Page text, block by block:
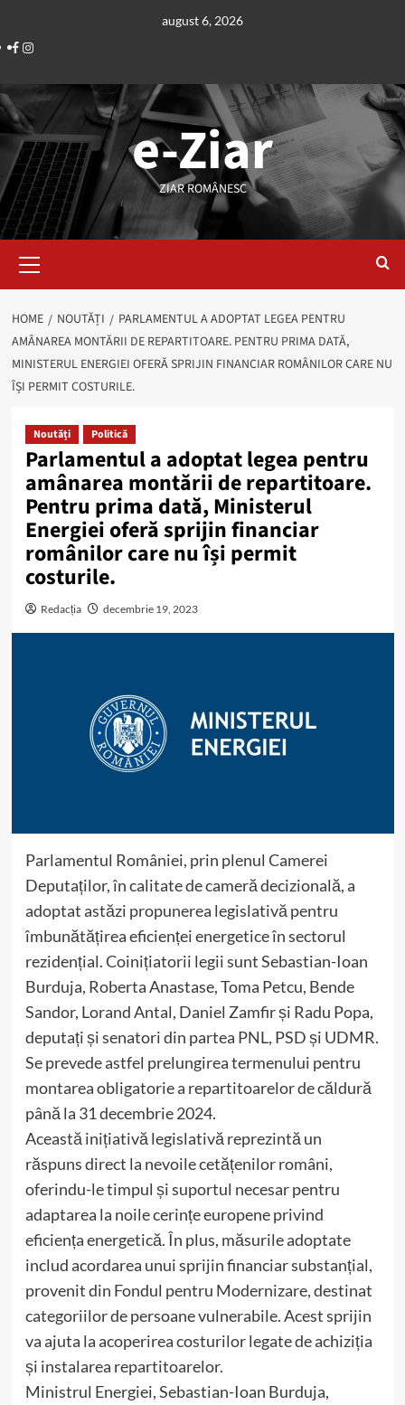
content
august 6, 2026
Facebook
Instagram
e-Ziar
ZIAR ROMÂNESC
Menu
HOME NOUTĂȚI
PARLAMENTUL A ADOPTAT LEGEA PENTRU
AMÂNAREA MONTĂRII DE REPARTITOARE. PENTRU PRIMA DATĂ,
MINISTERUL ENERGIEI OFERĂ SPRIJIN FINANCIAR ROMÂNILOR CARE NU
ÎȘI PERMIT COSTURILE.
Noutăți Politică
Parlamentul a adoptat legea pentru
amânarea montării de repartitoare.
Pentru prima dată, Ministerul
Energiei oferă sprijin financiar
românilor care nu își permit
costurile.
Redacția decembrie 19, 2023
Parlamentul României, prin plenul Camerei
Deputaților, în calitate de cameră decizională, a
adoptat astăzi propunerea legislativă pentru
îmbunătățirea eficienței energetice în sectorul
rezidențial. Coinițiatorii legii sunt Sebastian-Ioan
Burduja, Roberta Anastase, Toma Petcu, Bende
Sandor, Lorand Antal, Daniel Zamfir și Radu Popa,
deputați și senatori din partea PNL, PSD și UDMR.
Se prevede astfel prelungirea termenului pentru
montarea obligatorie a repartitoarelor de căldură
până la 31 decembrie 2024.
Această inițiativă legislativă reprezintă un
răspuns direct la nevoile cetățenilor români,
oferindu-le timpul și suportul necesar pentru
adaptarea la noile cerințe europene privind
eficiența energetică. În plus, măsurile adoptate
includ acordarea unui sprijin financiar substanțial,
provenit din Fondul pentru Modernizare, destinat
categoriilor de persoane vulnerabile. Acest sprijin
va ajuta la acoperirea costurilor legate de achiziția
și instalarea repartitoarelor.
Ministrul Energiei, Sebastian-Ioan Burduja,